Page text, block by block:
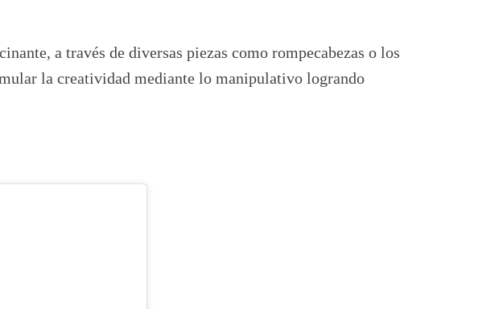
a través de diversas piezas como rompecabezas o los
la creatividad mediante lo manipulativo logrando